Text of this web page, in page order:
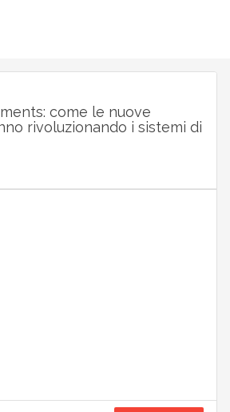
come le nuove
rivoluzionando i sistemi di